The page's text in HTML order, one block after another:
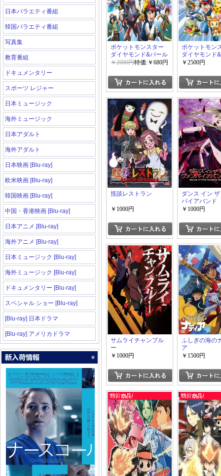
日本バラエティ番組
韓国バラエティ番組
写真集
教育番組
ドキュメンタリー
スポーツ レジャー
日本ミュージック
海外ミュージック
日本アダルト
海外アダルト
日本映画 [Blu-ray]
欧米映画 [Blu-ray]
韓国映画 [Blu-ray]
中国・香港映画 [Blu-ray]
日本アニメ [Blu-ray]
海外アニメ [Blu-ray]
日本ミュージック [Blu-ray]
海外ミュージック [Blu-ray]
ドキュメンタリー [Blu-ray]
スペシャル ショー [Blu-ray]
[Blu-ray] 日本ドラマ
[Blu-ray] アメリカドラマ
ポケットモンスター
ダイヤモンド&パール
(79-130話)
￥2000円特価:￥680円
ポケットモン
ダイヤモンド
(1-78話)
￥2500円
怪談レストラン
￥1000円
ダンス イン
パイアバンド
￥1000円
サムライチャンプル
ー
￥1000円
ふしぎの海の
ア
￥1500円